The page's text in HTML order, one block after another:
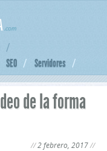
SEO Servidores
de la forma
2 febrero, 2017